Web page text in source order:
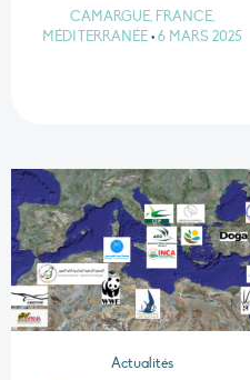
CAMARGUE, FRANCE,
MÉDITERRANÉE • 6 MARS 2025
Actualités